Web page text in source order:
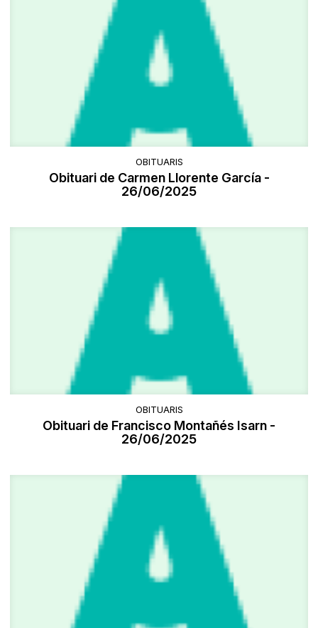
OBITUARIS
Obituari de Carmen Llorente García -
26/06/2025
OBITUARIS
Obituari de Francisco Montañés Isarn -
26/06/2025